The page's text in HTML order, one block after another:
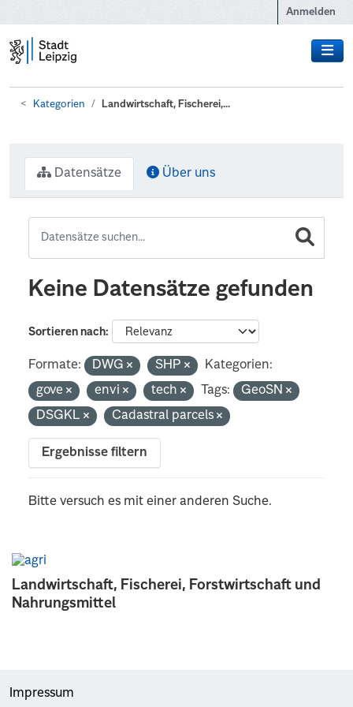
Anmelden
Kategorien Landwirtschaft, Fischerei,...
Landwirtschaft, Fischerei, Forstwirtschaft und
Nahrungsmittel
Datensätze Über uns
Keine Datensätze gefunden
Sortieren nach
Formate: DWG SHP
Kategorien:
gove
envi tech Tags:
GeoSN
DSGKL
Cadastral parcels
Ergebnisse filtern
Bitte versuch es mit einer anderen Suche.
Impressum